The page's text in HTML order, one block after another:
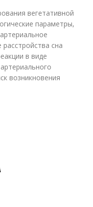
вегетативной
параметры,
сна
в виде
возникновения